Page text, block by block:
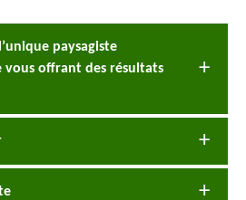
paysagiste
vous offrant des résultats